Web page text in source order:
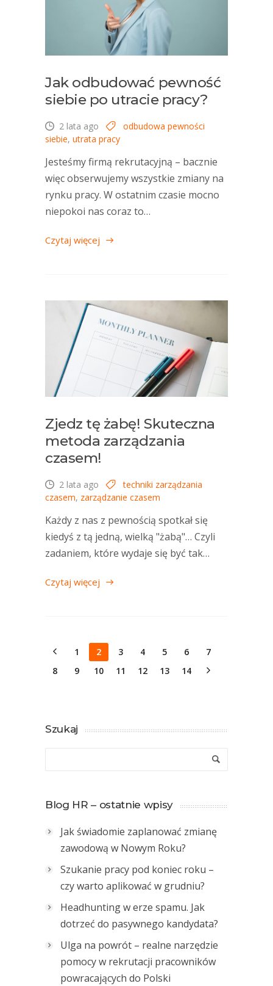
Jak odbudować pewność
siebie po utracie pracy?
2 lata ago
odbudowa pewności
siebie, utrata pracy
Jesteśmy firmą rekrutacyjną – bacznie
więc obserwujemy wszystkie zmiany na
rynku pracy. W ostatnim czasie mocno
niepokoi nas coraz to…
Czytaj więcej
Zjedz tę żabę! Skuteczna
metoda zarządzania
czasem!
2 lata ago
techniki zarządzania
czasem, zarządzanie czasem
Każdy z nas z pewnością spotkał się
kiedyś z tą jedną, wielką "żabą"… Czyli
zadaniem, które wydaje się być tak…
Czytaj więcej
1 2 3 4 5 6
7
8
9 10 11 12 13 14
Szukaj
Blog HR – ostatnie wpisy
Jak świadomie zaplanować zmianę
zawodową w Nowym Roku?
Szukanie pracy pod koniec roku –
czy warto aplikować w grudniu?
Headhunting w erze spamu. Jak
dotrzeć do pasywnego kandydata?
Ulga na powrót – realne narzędzie
pomocy w rekrutacji pracowników
powracających do Polski